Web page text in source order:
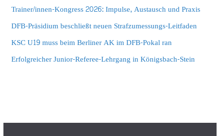
Trainer/innen-Kongress 2026: Impulse, Austausch und Praxis
DFB-Präsidium beschließt neuen Strafzumessungs-Leitfaden
KSC U19 muss beim Berliner AK im DFB-Pokal ran
Erfolgreicher Junior-Referee-Lehrgang in Königsbach-Stein